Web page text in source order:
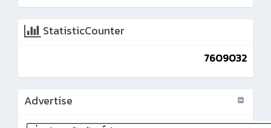
StatisticCounter
7609032
Advertise